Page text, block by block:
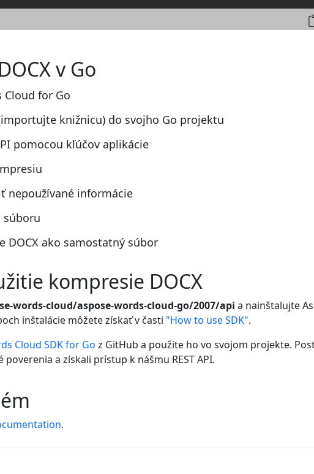
v Go
Cloud for Go
knižnicu) do svojho Go projektu
pomocou kľúčov aplikácie
nepoužívané informácie
súboru
DOCX ako samostatný súbor
kompresie DOCX
words-cloud/aspose-words-cloud-go/2007/api a nainštalujte
inštalácie môžete získať v časti "How to use SDK".
Cloud SDK for Go z GitHub a použite ho vo svojom projekte.
a získali prístup k nášmu REST API.
.